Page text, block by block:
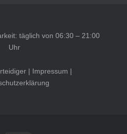
täglich von 06:30 – 21:00
Uhr
| Impressum |